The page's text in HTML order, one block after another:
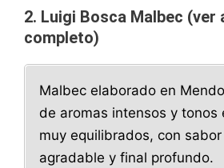
2. Luigi Bosca Malbec (ver
completo)
Malbec elaborado en
de aromas intensos y tonos
muy equilibrados, con
agradable y final profundo.